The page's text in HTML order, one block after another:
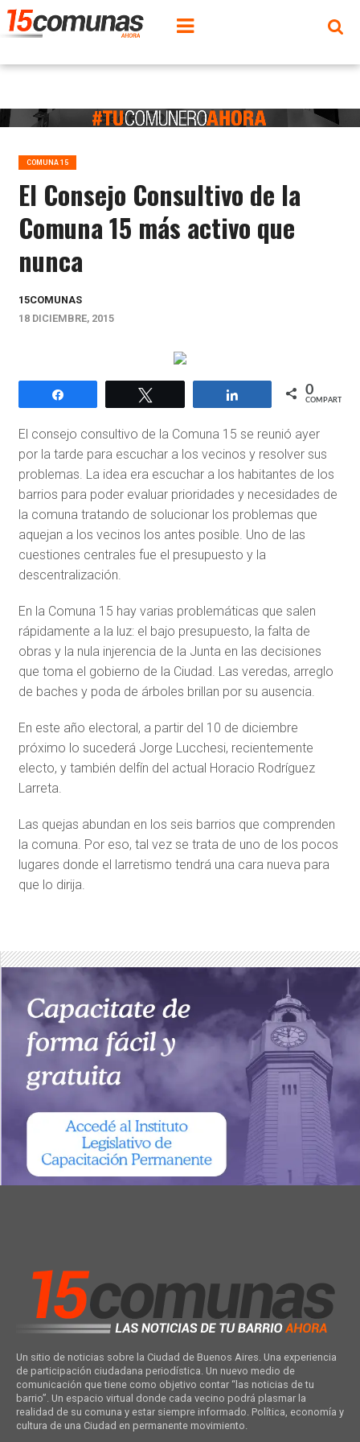
COMUNA 15
El Consejo Consultivo de la
Comuna 15 más activo que
nunca
15COMUNAS
18 DICIEMBRE, 2015
Compartir 0
COMPARTIR
El consejo consultivo de la Comuna 15 se reunió ayer
por la tarde para escuchar a los vecinos y resolver sus
problemas. La idea era escuchar a los habitantes de los
barrios para poder evaluar prioridades y necesidades de
la comuna tratando de solucionar los problemas que
aquejan a los vecinos los antes posible. Uno de las
cuestiones centrales fue el presupuesto y la
descentralización.
En la Comuna 15 hay varias problemáticas que salen
rápidamente a la luz: el bajo presupuesto, la falta de
obras y la nula injerencia de la Junta en las decisiones
que toma el gobierno de la Ciudad. Las veredas, arreglo
de baches y poda de árboles brillan por su ausencia.
En este año electoral, a partir del 10 de diciembre
próximo lo sucederá Jorge Lucchesi, recientemente
electo, y también delfín del actual Horacio Rodríguez
Larreta.
Las quejas abundan en los seis barrios que comprenden
la comuna. Por eso, tal vez se trata de uno de los pocos
lugares donde el larretismo tendrá una cara nueva para
que lo dirija.
Un sitio de noticias sobre la Ciudad de Buenos Aires. Una experiencia
de participación ciudadana periodística. Un nuevo medio de
comunicación que tiene como objetivo contar “las noticias de tu
barrio”. Un espacio virtual donde cada vecino podrá plasmar la
realidad de su comuna y estar siempre informado. Política, economía y
cultura de una Ciudad en permanente movimiento.